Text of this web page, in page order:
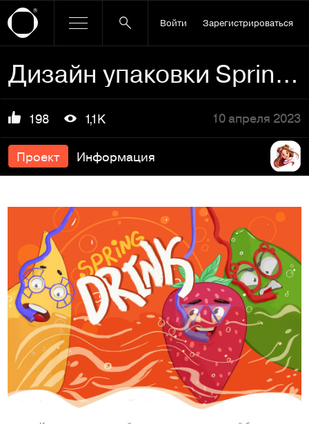
Войти Зарегистрироваться
Дизайн упаковки Spring drink.
198 1,1K 10 апреля 2023
Проект Информация